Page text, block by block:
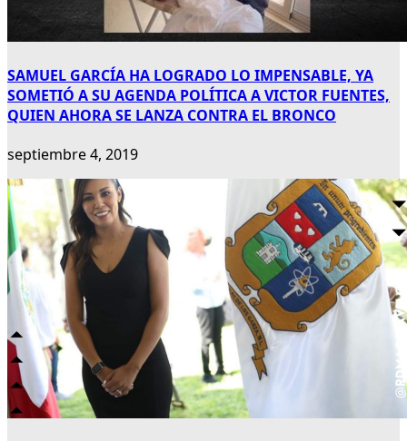
SAMUEL GARCÍA HA LOGRADO LO IMPENSABLE, YA
SOMETIÓ A SU AGENDA POLÍTICA A VICTOR FUENTES,
QUIEN AHORA SE LANZA CONTRA EL BRONCO
septiembre 4, 2019